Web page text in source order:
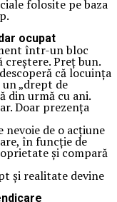
folosite pe baza
ocupat
într-un bloc
Preț bun.
că locuința
„drept de
din urmă cu ani.
Doar prezența
de o acțiune
în funcție de
și compară
și realitate devine